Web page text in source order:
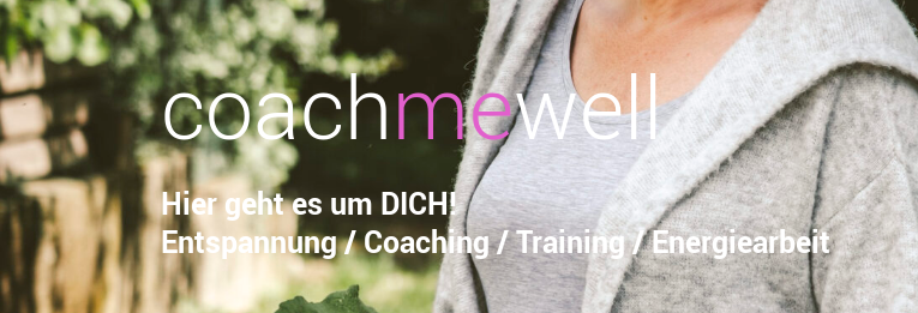
coachmewell
Hier geht es um DICH!
Entspannung / Coaching / Training / Energiearbeit